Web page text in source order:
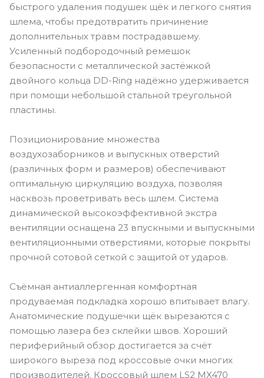
быстрого удаления подушек щёк и легкого снятия
шлема, чтобы предотвратить причинение
дополнительных травм пострадавшему.
Усиленный подбородочный ремешок
безопасности с металлической застёжкой
двойного кольца DD-Ring надёжно удерживается
при помощи небольшой стальной треугольной
пластины.
Позиционирование множества
воздухозаборников и выпускных отверстий
(различных форм и размеров) обеспечивают
оптимальную циркуляцию воздуха, позволяя
насквозь проветривать весь шлем. Система
динамической высокоэффективной экстра
вентиляции оснащена 23 впускными и выпускными
вентиляционными отверстиями, которые покрыты
прочной сотовой сеткой с защитой от ударов.
Съёмная антиаллергенная комфортная
продуваемая подкладка хорошо впитывает влагу.
Анатомические подушечки щёк вырезаются с
помощью лазера без склейки швов. Хороший
периферийный обзор достигается за счёт
широкого выреза под кроссовые очки многих
производителей. Кроссовый шлем LS2 MX470